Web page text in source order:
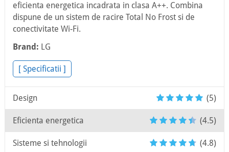
eficienta energetica incadrata in clasa A++. Combina
dispune de un sistem de racire Total No Frost si de
conectivitate Wi-Fi.
Brand: LG
[ Specificatii ]
Design (5)
Eficienta energetica (4.5)
Sisteme si tehnologii (4.8)